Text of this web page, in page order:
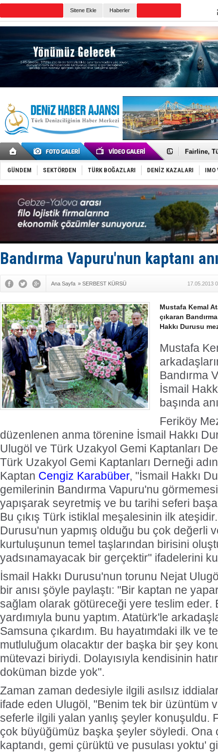
Sitene Ekle Haberler
Deniz
Fairline,
Baltık
Runit
Dünyanın
Türk
Hüseyin
Hat-San
Med
Tekne, su
Dışişleri
GÜNDEM SEKTÖRDEN TÜRK BOĞAZLARI DENİZ KAZALARI IMO
Bandırma Vapuru'nun kaptanı
Ana Sayfa » SERBEST KÜRSÜ 17.05.2013
Mustafa Kemal
çıkaran
Hakkı Durusu
Mustafa
Bandırma
İsmail
başında
Feriköy
düzenlenen anma törenine İsmail Hakkı
Ulugöl ve Türk Uzakyol Gemi Kaptanları
Türk Uzakyol Gemi Kaptanları Derneği
Kaptan Cengiz Karabüber, "İsmail Hakkı
gemilerinin Bandırma Vapuru'nu
yapışarak seyretmiş ve bu tarihi seferi
Bu çıkış Türk istiklal meşalesinin ilk
Durusu'nun yapmış olduğu bu çok değerli
kurtuluşunun temel taşlarından birisini
yadsınamayacak bir gerçektir" ifadelerini
İsmail Hakkı Durusu'nun torunu Nejat
bir anısı şöyle paylaştı: "Bir kaptan ne
sağlam olarak götüreceği yere teslim eder.
yardımıyla bunu yaptım. Atatürk'le
Samsuna çıkardım. Bu hayatımdaki ilk ve
mutluluğum olacaktır der başka bir şey
mütevazi biriydi. Dolayısıyla kendisinin
doküman bizde yok".
Zaman zaman dedesiyle ilgili asılsız
ifade eden Ulugöl, "Benim tek bir üzüntüm
seferle ilgili yalan yanlış şeyler konuşuldu.
çok büyüğümüz başka şeyler söyledi. Ona
kaptandı, gemi çürüktü ve pusulası yoktu'